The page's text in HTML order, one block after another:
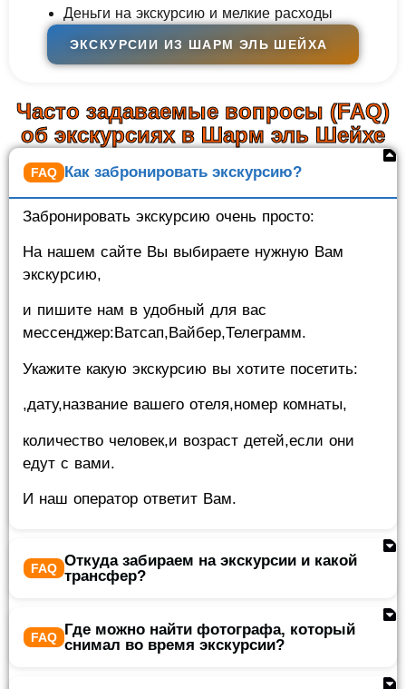
Деньги на экскурсию и мелкие расходы
ЭКСКУРСИИ ИЗ ШАРМ ЭЛЬ ШЕЙХА
Часто задаваемые вопросы (FAQ)
об экскурсиях в Шарм эль Шейхе
Как забронировать экскурсию?
Забронировать экскурсию очень просто:
На нашем сайте Вы выбираете нужную Вам
экскурсию,
и пишите нам в удобный для вас
мессенджер:Ватсап,Вайбер,Телеграмм.
Укажите какую экскурсию вы хотите посетить:
,дату,название вашего отеля,номер комнаты,
количество человек,и возраст детей,если они
едут с вами.
И наш оператор ответит Вам.
Откуда забираем на экскурсии и какой
трансфер?
Где можно найти фотографа, который
снимал во время экскурсии?